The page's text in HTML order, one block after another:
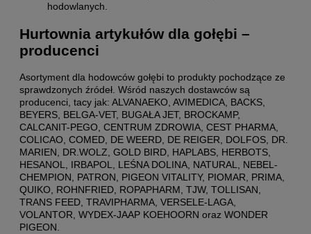
hodowlanych.
Hurtownia artykułów dla gołębi –
producenci
Asortyment dla hodowców gołębi to produkty pochodzące ze
sprawdzonych źródeł. Wśród naszych dostawców są
producenci, tacy jak: ALVANAEKO, AVIMEDICA, BACKS,
BEYERS, BELGA-VET, BUGAŁA JET, BROCKAMP,
CALCANIT-PEGO, CENTRUM ZDROWIA, CEST PHARMA,
COLICAO, COMED, DE WEERD, DE REIGER, DOLFOS, DR.
MARIEN, DR.WOLZ, GOLD BIRD, HAPLABS, HERBOTS,
HESANOL, IRBAPOL, LEŚNA DOLINA, NATURAL, NEBEL-
CHEMPION, PATRON, PIGEON VITALITY, PIOMAR, PRIMA,
QUIKO, ROHNFRIED, ROPAPHARM, TJW, TOLLISAN,
TRANS FEED, TRAVIPHARMA, VERSELE-LAGA,
VOLANTOR, WYDEX-JAAP KOEHOORN oraz WONDER
PIGEON.